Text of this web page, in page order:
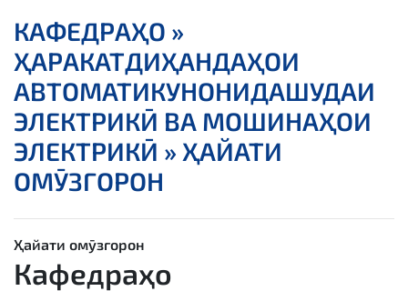
КАФЕДРАҲО »
ҲАРАКАТДИҲАНДАҲОИ
АВТОМАТИКУНОНИДАШУДАИ
ЭЛЕКТРИКӢ ВА МОШИНАҲОИ
ЭЛЕКТРИКӢ » ҲАЙАТИ
ОМӮЗГОРОН
Ҳайати омӯзгорон
Кафедраҳо